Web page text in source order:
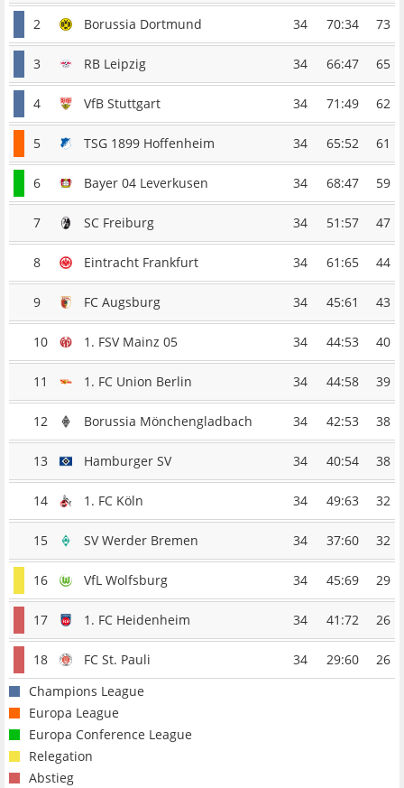
2 Borussia Dortmund 34 70:34 73
3 RB Leipzig 34 66:47 65
4 VfB Stuttgart 34 71:49 62
5 TSG 1899 Hoffenheim 34 65:52 61
6 Bayer 04 Leverkusen 34 68:47 59
7 SC Freiburg 34 51:57 47
8 Eintracht Frankfurt 34 61:65 44
9 FC Augsburg 34 45:61 43
10 1. FSV Mainz 05 34 44:53 40
11 1. FC Union Berlin 34 44:58 39
12 Borussia Mönchengladbach 34 42:53 38
13 Hamburger SV 34 40:54 38
14 1. FC Köln 34 49:63 32
15 SV Werder Bremen 34 37:60 32
16 VfL Wolfsburg 34 45:69 29
17 1. FC Heidenheim 34 41:72 26
18 FC St. Pauli 34 29:60
26
Champions League
Europa League
Europa Conference League
Relegation
Abstieg